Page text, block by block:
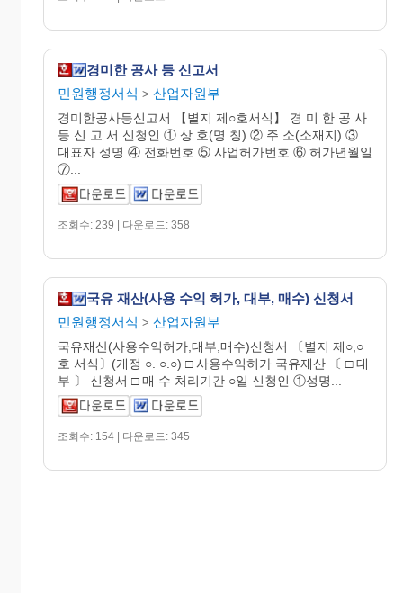
경미한 공사 등 신고서
민원행정서식 > 산업자원부
경미한공사등신고서 【별지 제○호서식】 경 미 한 공 사
등 신 고 서 신청인 ① 상 호(명 칭) ② 주 소(소재지) ③
대표자 성명 ④ 전화번호 ⑤ 사업허가번호 ⑥ 허가년월일
⑦...
조회수: 239 | 다운로드: 358
국유 재산(사용 수익 허가, 대부, 매수) 신청서
민원행정서식 > 산업자원부
국유재산(사용수익허가,대부,매수)신청서 〔별지 제○,○
호 서식〕(개정 ○. ○.○) □ 사용수익허가 국유재산 〔 □ 대
부 〕 신청서 □ 매 수 처리기간 ○일 신청인 ①성명...
조회수: 154 | 다운로드: 345